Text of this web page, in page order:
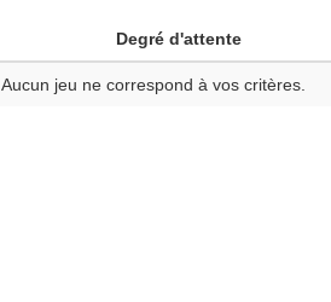
Degré d'attente
Aucun jeu ne correspond à vos critères.